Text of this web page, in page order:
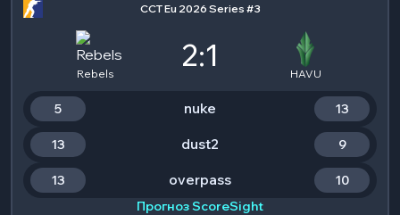
CCT Eu 2026 Series #3
Rebels
2:1
HAVU
5 nuke 13
13 dust2 9
13 overpass
10
Прогноз ScoreSight